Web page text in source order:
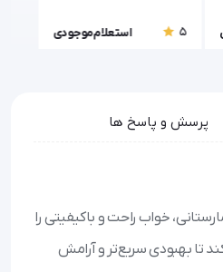
5 استعلام موجودی
پرسش و پاسخ ها
سانت بیمارستانی، خواب راحت و باکیفیتی را
تا بهبودی سریع‌تر و آرامش